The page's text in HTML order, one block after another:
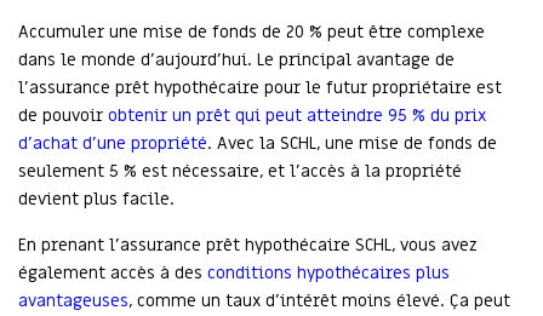
Accumuler une mise de fonds de 20 % peut être complexe
dans le monde d’aujourd’hui. Le principal avantage de
l’assurance prêt hypothécaire pour le futur propriétaire est
de pouvoir obtenir un prêt qui peut atteindre 95 % du prix
d’achat d’une propriété. Avec la SCHL, une mise de fonds de
seulement 5 % est nécessaire, et l’accès à la propriété
devient plus facile.
En prenant l’assurance prêt hypothécaire SCHL, vous avez
également accès à des conditions hypothécaires plus
avantageuses, comme un taux d’intérêt moins élevé. Ça peut